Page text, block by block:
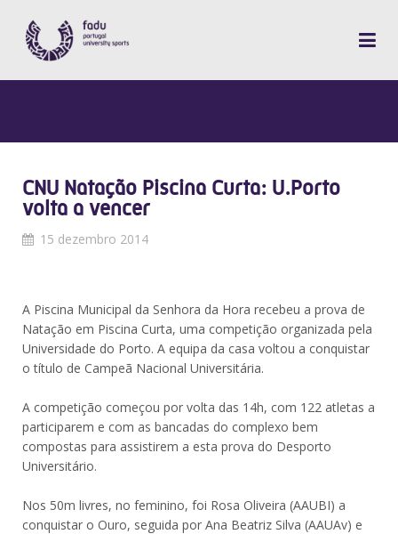
CNU Natação Piscina Curta: U.Porto
volta a vencer
15 dezembro 2014
A Piscina Municipal da Senhora da Hora recebeu a prova de
Natação em Piscina Curta, uma competição organizada pela
Universidade do Porto. A equipa da casa voltou a conquistar
o título de Campeã Nacional Universitária.
A competição começou por volta das 14h, com 122 atletas a
participarem e com as bancadas do complexo bem
compostas para assistirem a esta prova do Desporto
Universitário.
Nos 50m livres, no feminino, foi Rosa Oliveira (AAUBI) a
conquistar o Ouro, seguida por Ana Beatriz Silva (AAUAv) e